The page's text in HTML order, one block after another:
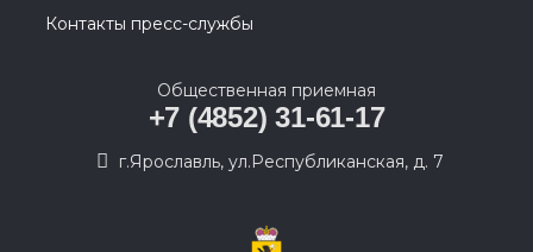
Контакты пресс-службы
Общественная приемная
+7 (4852) 31-61-17
г.Ярославль, ул.Республиканская, д. 7